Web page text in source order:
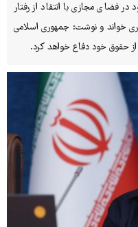
مجازی با انتقاد از رفتار
خواند و نوشت: جمهوری اسلامی
از حقوق خود دفاع خواهد کرد.